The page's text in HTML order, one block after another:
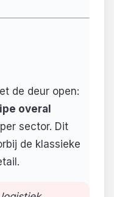
de deur open:
overal
per sector. Dit
de klassieke